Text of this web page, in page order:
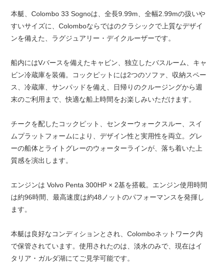
本艇、Colombo 33 Sognoは、全長9.99m、全幅2.99mの扱いや
すいサイズに、Colomboならではのクラシックで上質なデザイ
ンを備えた、ラグジュアリー・デイクルーザーです。
船内にはVバースを備えたキャビン、独立したバスルーム、キャ
ビン冷蔵庫を装備。コックピットには2つのソファ、収納スペー
ス、冷蔵庫、サンパッドを備え、日帰りのクルージングから週
末のご利用まで、快適な船上時間をお楽しみいただけます。
チークを配したコックピット、センターウォークスルー、スイ
ムプラットフォームにより、デザイン性と実用性を両立。グレ
ーの船体とライトグレーのウォーターラインが、落ち着いた上
質感を演出します。
エンジンは Volvo Penta 300HP × 2基を搭載。エンジン使用時間
は約96時間、最高速度は約48ノットのパフォーマンスを発揮し
ます。
本艇は良好なコンディションとされ、Colomboネットワーク内
で保管されています。使用されたのは、淡水のみで、現在はイ
タリア・ガルダ湖にてご見学可能です。